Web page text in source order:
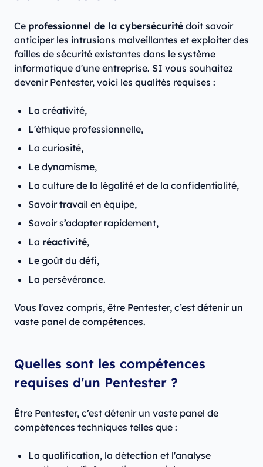
Ce professionnel de la cybersécurité doit savoir
anticiper les intrusions malveillantes et exploiter des
failles de sécurité existantes dans le système
informatique d'une entreprise. SI vous souhaitez
devenir Pentester, voici les qualités requises :
La créativité,
L'éthique professionnelle,
La curiosité,
Le dynamisme,
La culture de la légalité et de la confidentialité,
Savoir travail en équipe,
Savoir s’adapter rapidement,
La réactivité,
Le goût du défi,
La persévérance.
Vous l'avez compris, être Pentester, c’est détenir un
vaste panel de compétences.
Quelles sont les compétences
requises d'un Pentester ?
Être Pentester, c’est détenir un vaste panel de
compétences techniques telles que :
La qualification, la détection et l'analyse